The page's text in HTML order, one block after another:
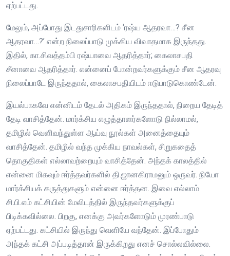
ஏற்பட்டது.
மேலும், அப்போது இடதுசாரிகளிடம் ‘ரஷ்ய ஆதரவா…? சீன
ஆதரவா…?’ என்ற நிலைப்பாடு முக்கிய விவாதமாக இருந்தது.
இதில், கா.சிவத்தம்பி ரஷ்யாவை ஆதரித்தார்; கைலாசபதி
சீனாவை ஆதரித்தார். என்னைப் போன்றவர்களுக்கும் சீன ஆதரவு
நிலைப்பாடே இருந்ததால், கைலாசபதியிடம் ஈடுபாடுகொண்டேன்.
இயல்பாகவே என்னிடம் தேடல் அதிகம் இருந்ததால், நிறைய தேடித்
தேடி வாசித்தேன். மார்க்சிய எழுத்தாளர்களோடு நில்லாமல்,
தமிழில் வெளிவந்துள்ள ஆய்வு நூல்கள் அனைத்தையும்
வாசித்தேன். தமிழில் வந்த முக்கிய நாவல்கள், சிறுகதைத்
தொகுதிகள் எல்லாவற்றையும் வாசித்தேன். அந்தக் காலத்தில்
என்னை மிகவும் ஈர்த்தவர்களில் தி.ஜானகிராமனும் ஒருவர். நியோ
மார்க்சியக் கருத்துகளும் என்னை ஈர்த்தன. இவை எல்லாம்
சி.பி.எம் கட்சியின் மேலிடத்தில் இருந்தவர்களுக்குப்
பிடிக்கவில்லை. பிறகு, எனக்கு அவர்களோடும் முரண்பாடு
ஏற்பட்டது. கட்சியில் இருந்து வெளியே வந்தேன். இப்போதும்
அந்தக் கட்சி அப்படித்தான் இருக்கிறது எனச் சொல்லவில்லை.